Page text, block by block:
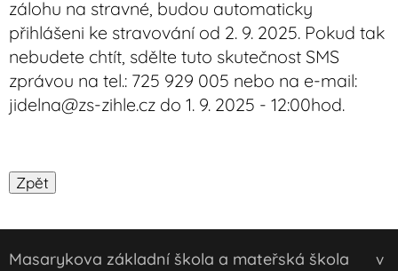
zálohu na stravné, budou automaticky
přihlášeni ke stravování od 2. 9. 2025. Pokud tak
nebudete chtít, sdělte tuto skutečnost SMS
zprávou na tel.: 725 929 005 nebo na e-mail:
jidelna@zs-zihle.cz do 1. 9. 2025 - 12:00hod.
Masarykova základní škola a mateřská škola v